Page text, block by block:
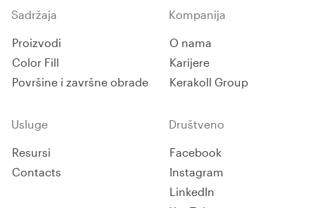
Sadržaja
Proizvodi
Color Fill
Površine i završne obrade
Kompanija
O nama
Karijere
Kerakoll Group
Usluge
Resursi
Contacts
Društveno
Facebook
Instagram
LinkedIn